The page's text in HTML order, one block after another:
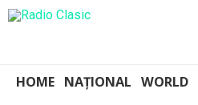
HOME NAȚIONAL WORLD